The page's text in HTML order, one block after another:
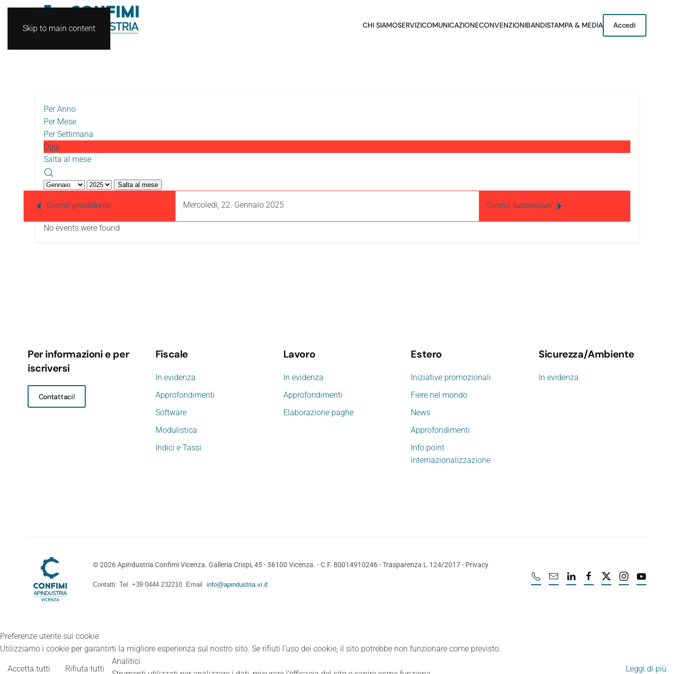
Skip to main content CHI SIAMOSERVIZICOMUNICAZIONECONVENZIONIBANDISTAMPA & MEDIA Accedi
Per Anno
Per Mese
Per Settimana
Oggi
Salta al mese
Salta al mese
Giorno precedente Mercoledì, 22. Gennaio 2025 Giorno successivo
No events were found
Per informazioni e per
iscriversi
Contattaci!
Fiscale
In evidenza
Approfondimenti
Software
Modulistica
Indici e Tassi
Lavoro
In evidenza
Approfondimenti
Elaborazione paghe
Estero
Iniziative promozionali
Fiere nel mondo
News
Approfondimenti
Info point
internazionalizzazione
Sicurezza/Ambiente
In evidenza
©2026Apindustria Confimi Vicenza. Galleria Crispi, 45 - 36100 Vicenza. - C.F. 80014910246 -Trasparenza L.124/2017- Privacy
Contatti: Tel. +39 0444 232210 Email info@apindustria.vi.it
Preferenze utente sui cookie
Utilizziamo i cookie per garantirti la migliore esperienza sul nostro sito. Se rifiuti l’uso dei cookie, il sito potrebbe non funzionare come previsto.
Accetta tutti Rifiuta tutti Leggi di più
Analitici